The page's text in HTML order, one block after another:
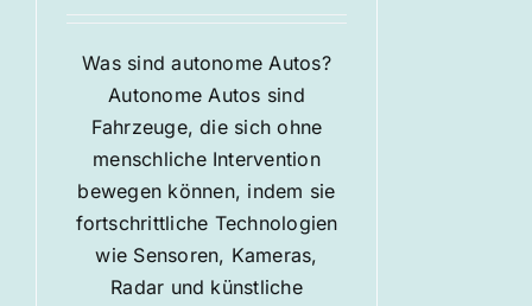
Was sind autonome Autos?
Autonome Autos sind
Fahrzeuge, die sich ohne
menschliche Intervention
bewegen können, indem sie
fortschrittliche Technologien
wie Sensoren, Kameras,
Radar und künstliche